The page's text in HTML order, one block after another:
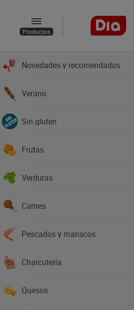
Productos
Novedades y recomendados
Verano
Sin gluten
Frutas
Verduras
Carnes
Pescados y mariscos
Charcutería
Quesos